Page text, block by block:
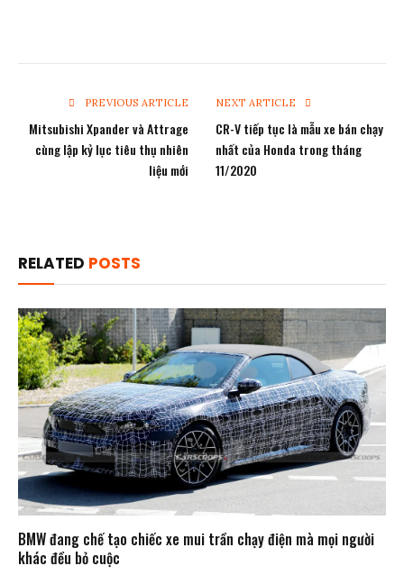
PREVIOUS ARTICLE
Mitsubishi Xpander và Attrage
cùng lập kỷ lục tiêu thụ nhiên
liệu mới
NEXT ARTICLE
CR-V tiếp tục là mẫu xe bán chạy
nhất của Honda trong tháng
11/2020
RELATED POSTS
BMW đang chế tạo chiếc xe mui trần chạy điện mà mọi người
khác đều bỏ cuộc